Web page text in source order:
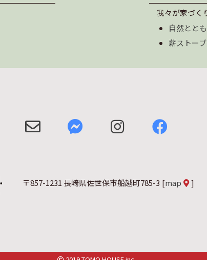
我々が家づく
自然とと
薪ストー
〒857-1231 長崎県佐世保市船越町785-3 [map ]